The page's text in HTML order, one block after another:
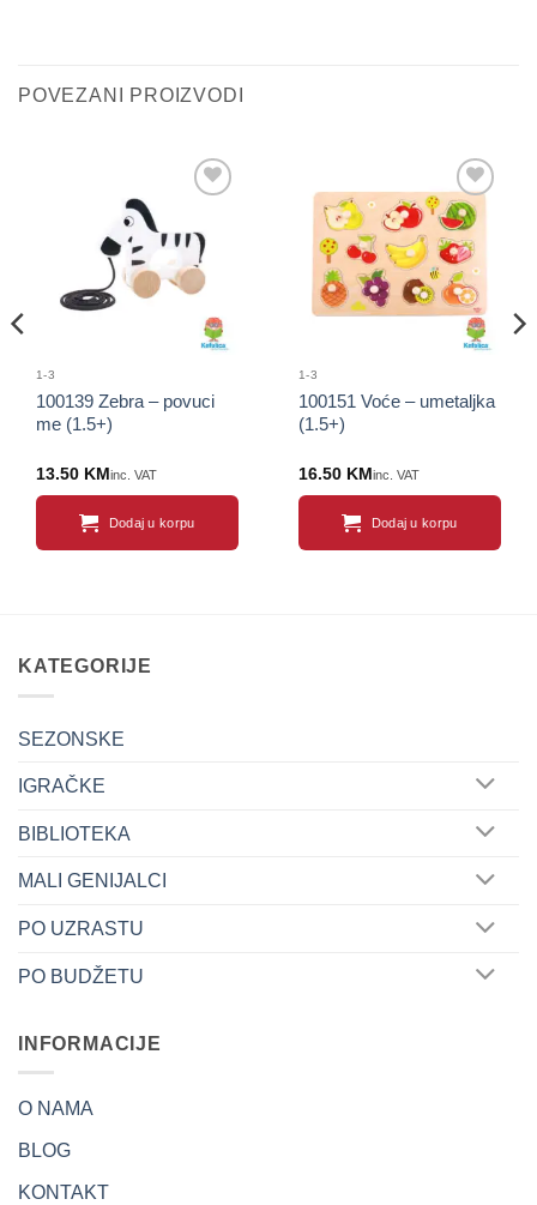
POVEZANI PROIZVODI
proizvod
1-3
100139 Zebra – povuci
me (1.5+)
13.50 KMinc. VAT
Dodaj u korpu
Sačuvaj
proizvod
1-3
100151 Voće – umetaljka
(1.5+)
16.50 KMinc. VAT
Dodaj u korpu
KATEGORIJE
SEZONSKE
IGRAČKE
BIBLIOTEKA
MALI GENIJALCI
PO UZRASTU
PO BUDŽETU
INFORMACIJE
O NAMA
BLOG
KONTAKT